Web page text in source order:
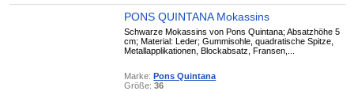
PONS QUINTANA Mokassins
Schwarze Mokassins von Pons Quintana; Absatzhöhe 5
cm; Material: Leder; Gummisohle, quadratische Spitze,
Metallapplikationen, Blockabsatz, Fransen,...
Marke:Pons Quintana
Größe:36